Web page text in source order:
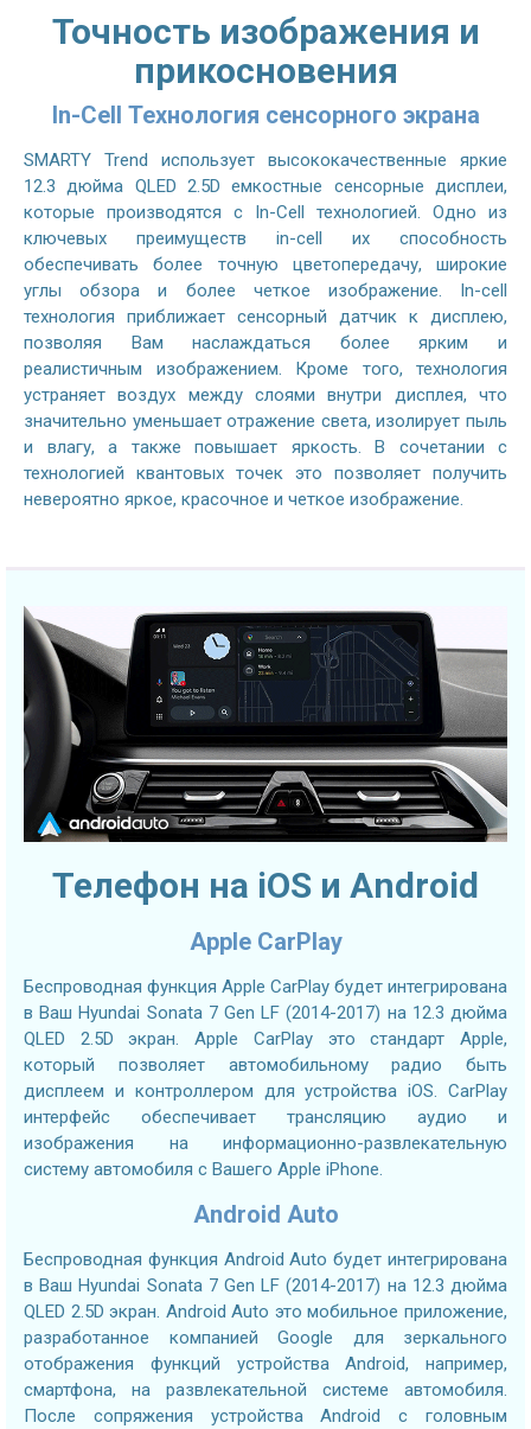
Точность изображения и
прикосновения
In-Cell Технология сенсорного экрана
SMARTY Trend использует высококачественные яркие
12.3 дюйма QLED 2.5D емкостные сенсорные дисплеи,
которые производятся с In-Cell технологией. Одно из
ключевых преимуществ in-cell их способность
обеспечивать более точную цветопередачу, широкие
углы обзора и более четкое изображение. In-cell
технология приближает сенсорный датчик к дисплею,
позволяя Вам наслаждаться более ярким и
реалистичным изображением. Кроме того, технология
устраняет воздух между слоями внутри дисплея, что
значительно уменьшает отражение света, изолирует пыль
и влагу, а также повышает яркость. В сочетании с
технологией квантовых точек это позволяет получить
невероятно яркое, красочное и четкое изображение.
Телефон на iOS и Android
Apple CarPlay
Беспроводная функция Apple CarPlay будет интегрирована
в Ваш Hyundai Sonata 7 Gen LF (2014-2017) на 12.3 дюйма
QLED 2.5D экран. Apple CarPlay это стандарт Apple,
который позволяет автомобильному радио быть
дисплеем и контроллером для устройства iOS. CarPlay
интерфейс обеспечивает трансляцию аудио и
изображения на информационно-развлекательную
систему автомобиля с Вашего Apple iPhone.
Android Auto
Беспроводная функция Android Auto будет интегрирована
в Ваш Hyundai Sonata 7 Gen LF (2014-2017) на 12.3 дюйма
QLED 2.5D экран. Android Auto это мобильное приложение,
разработанное компанией Google для зеркального
отображения функций устройства Android, например,
смартфона, на развлекательной системе автомобиля.
После сопряжения устройства Android с головным